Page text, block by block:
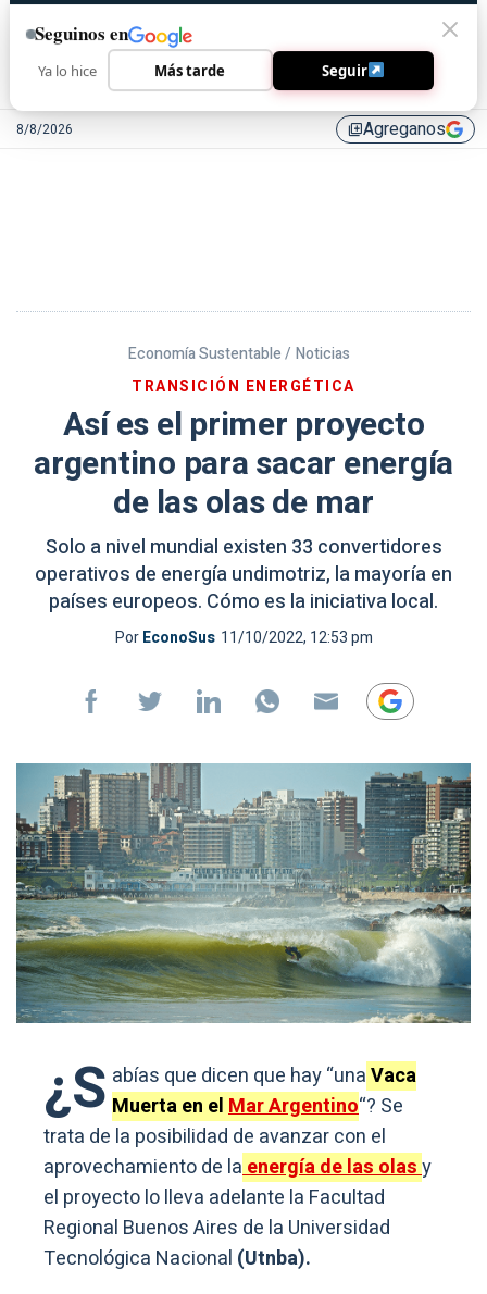
8/8/2026 library_addAgreganos
Economía Sustentable / Noticias
TRANSICIÓN ENERGÉTICA
Así es el primer proyecto
argentino para sacar energía
de las olas de mar
Solo a nivel mundial existen 33 convertidores
operativos de energía undimotriz, la mayoría en
países europeos. Cómo es la iniciativa local.
PorEconoSus 11/10/2022, 12:53 pm
¿S abías que dicen que hay “unaVaca
Muerta en elMar Argentino“? Se
trata de la posibilidad de avanzar con el
aprovechamiento de laenergía de las olasy
el proyecto lo lleva adelante la Facultad
Regional Buenos Aires de la Universidad
Tecnológica Nacional (Utnba).
Seguinos en
Ya lo hice Más tarde Seguir